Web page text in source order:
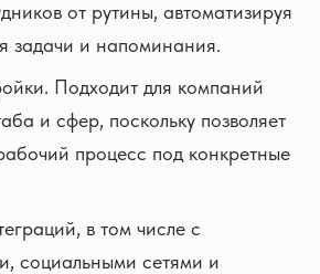
от рутины, автоматизируя
задачи и напоминания.
Подходит для компаний
и сфер, поскольку позволяет
процесс под конкретные
в том числе с
социальными сетями и